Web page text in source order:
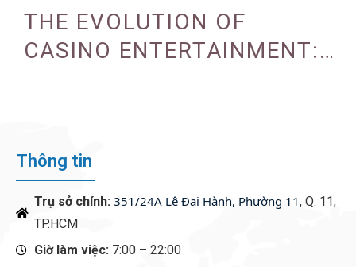
ON CASINO OPERATIONS
THE EVOLUTION OF
CASINO ENTERTAINMENT:
Thông tin
Trụ sở chính: 351/24A Lê Đại Hành, Phường 11, Q. 11,
TP.HCM
Giờ làm việc: 7:00 – 22:00